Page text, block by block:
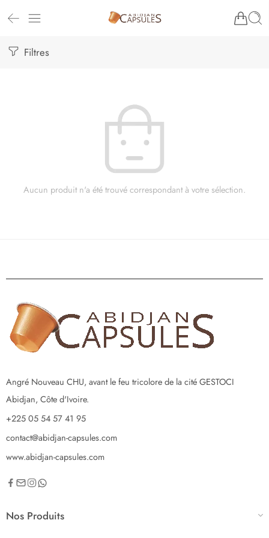
Filtres
Aucun produit n'a été trouvé correspondant à votre sélection.
Angré Nouveau CHU, avant le feu tricolore de la cité GESTOCI
Abidjan, Côte d'Ivoire.
+225 05 54 57 41 95
contact@abidjan-capsules.com
www.abidjan-capsules.com
Nos Produits